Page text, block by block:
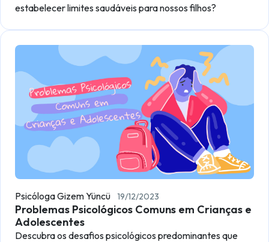
estabelecer limites saudáveis para nossos filhos?
Psicóloga Gizem Yüncü 19/12/2023
Problemas Psicológicos Comuns em Crianças e
Adolescentes
Descubra os desafios psicológicos predominantes que